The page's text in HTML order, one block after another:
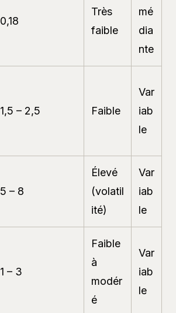
0,18
Très
faible
mé
dia
nte
1,5 – 2,5 Faible
Var
iab
le
5 – 8
Élevé
(volatil
ité)
Var
iab
le
1 – 3
Faible
à
modér
é
Var
iab
le